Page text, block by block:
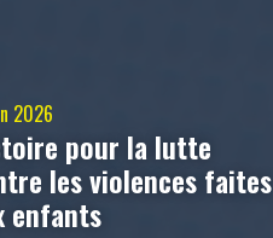
2026
pour la lutte
les violences faites
enfants